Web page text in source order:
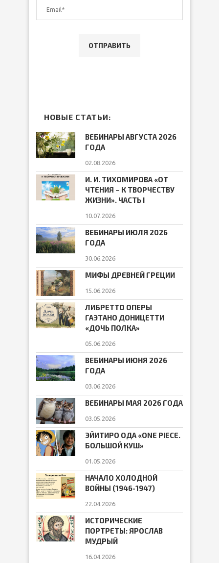
НОВЫЕ СТАТЬИ:
ВЕБИНАРЫ АВГУСТА 2026
ГОДА
02.08.2026
И. И. ТИХОМИРОВА «ОТ
ЧТЕНИЯ – К ТВОРЧЕСТВУ
ЖИЗНИ». ЧАСТЬ I
10.07.2026
ВЕБИНАРЫ ИЮЛЯ 2026
ГОДА
30.06.2026
МИФЫ ДРЕВНЕЙ ГРЕЦИИ
15.06.2026
ЛИБРЕТТО ОПЕРЫ
ГАЭТАНО ДОНИЦЕТТИ
«ДОЧЬ ПОЛКА»
05.06.2026
ВЕБИНАРЫ ИЮНЯ 2026
ГОДА
03.06.2026
ВЕБИНАРЫ МАЯ 2026 ГОДА
03.05.2026
ЭЙИТИРО ОДА «ONE PIECE.
БОЛЬШОЙ КУШ»
01.05.2026
НАЧАЛО ХОЛОДНОЙ
ВОЙНЫ (1946-1947)
22.04.2026
ИСТОРИЧЕСКИЕ
ПОРТРЕТЫ: ЯРОСЛАВ
МУДРЫЙ
16.04.2026